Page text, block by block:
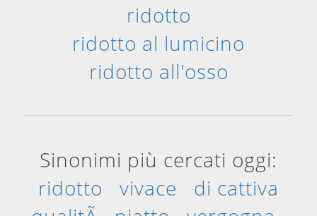
ridotto
ridotto al lumicino
ridotto all'osso
Sinonimi più cercati oggi:
ridotto
vivace
di cattiva